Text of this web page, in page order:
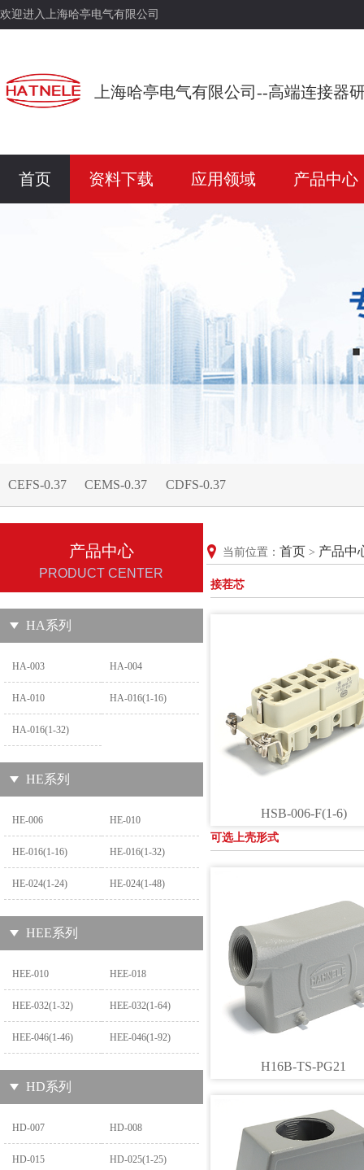
欢迎进入上海哈亭电气有限公司
上海哈亭电气有限公司--高端连接器
首页 资料下载 应用领域 产品中心
CEFS-0.37 CEMS-0.37 CDFS-0.37
当前位置： 首页 > 产品中
接茬芯
HSB-006-F(1-6)
可选上壳形式
H16B-TS-PG21
产品中心
PRODUCT CENTER
HA系列
HA-003 HA-004
HA-010 HA-016(1-16)
HA-016(1-32)
HE系列
HE-006 HE-010
HE-016(1-16) HE-016(1-32)
HE-024(1-24) HE-024(1-48)
HEE系列
HEE-010 HEE-018
HEE-032(1-32) HEE-032(1-64)
HEE-046(1-46) HEE-046(1-92)
HD系列
HD-007 HD-008
HD-015 HD-025(1-25)